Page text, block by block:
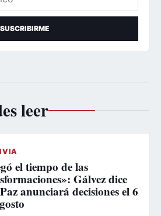
SUSCRIBIRME
leer
el tiempo de las
Gálvez dice
anunciará decisiones el 6